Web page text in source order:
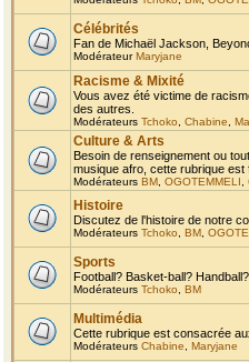
Célébrités
Fan de Michaël Jackson,
ModérateurMaryjane
Racisme & Mixité
Vous avez été victime de
des autres.
Modérateurs Tchoko Chabine
Culture & Arts
Besoin de renseignement ou
musique afro, cette rubrique est
Modérateurs BM OGOTEMMELI
Histoire
Discutez de l'histoire de notre
Modérateurs Tchoko BM
Sports
Football? Basket-ball?
Modérateurs Tchoko BM
Multimédia
Cette rubrique est consacrée
Modérateurs Chabine Maryjane